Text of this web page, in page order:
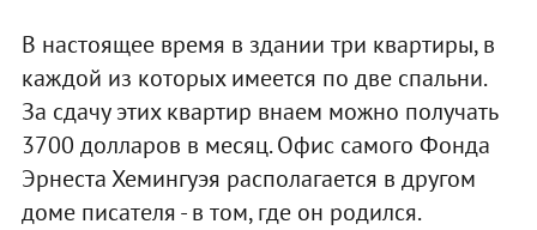
В настоящее время в здании три квартиры, в
каждой из которых имеется по две спальни.
За сдачу этих квартир внаем можно получать
3700 долларов в месяц. Офис самого Фонда
Эрнеста Хемингуэя располагается в другом
доме писателя - в том, где он родился.